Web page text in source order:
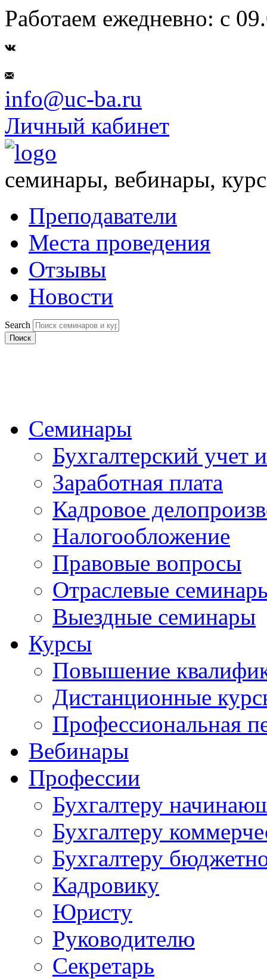
Работаем ежедневно: с
info@uc-ba.ru
Личный кабинет
семинары, вебинары,
Преподаватели
Места проведения
Отзывы
Новости
Search
Поиск
Семинары
Бухгалтерский учет
Заработная плата
Кадровое
Налогообложение
Правовые вопросы
Отраслевые
Выездные семинары
Курсы
Повышение
Дистанционные
Профессиональная
Вебинары
Профессии
Бухгалтеру
Бухгалтеру
Бухгалтеру
Кадровику
Юристу
Руководителю
Секретарь